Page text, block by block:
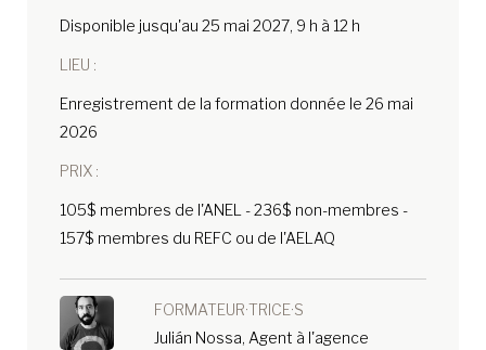
Disponible jusqu'au 25 mai 2027, 9 h à 12 h
LIEU :
Enregistrement de la formation donnée le 26 mai
2026
PRIX :
105$ membres de l'ANEL - 236$ non-membres -
157$ membres du REFC ou de l'AELAQ
FORMATEUR·TRICE·S
Julián Nossa, Agent à l'agence